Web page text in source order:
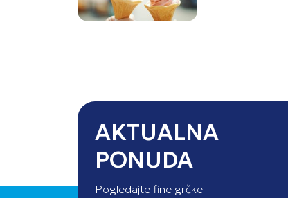
AKTUALNA
PONUDA
Pogledajte fine grčke